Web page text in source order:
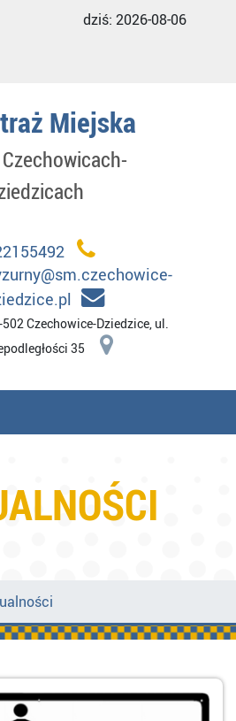
dziś: 2026-08-06
Miejska
Czechowice-Dziedzice, ul.
35